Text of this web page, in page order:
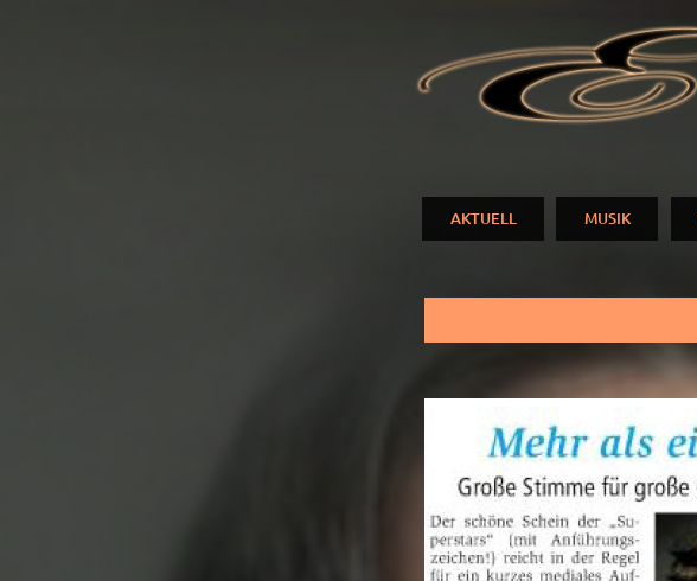
ELENA
NUZMAN
Hauptmenü
AKTUELL MUSIK